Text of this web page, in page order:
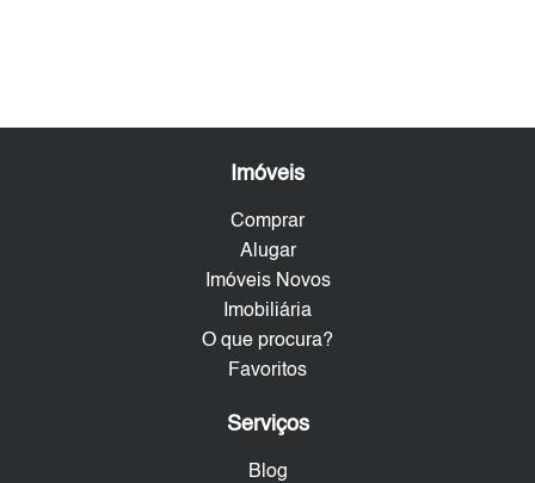
Imóveis
Comprar
Alugar
Imóveis Novos
Imobiliária
O que procura?
Favoritos
Serviços
Blog